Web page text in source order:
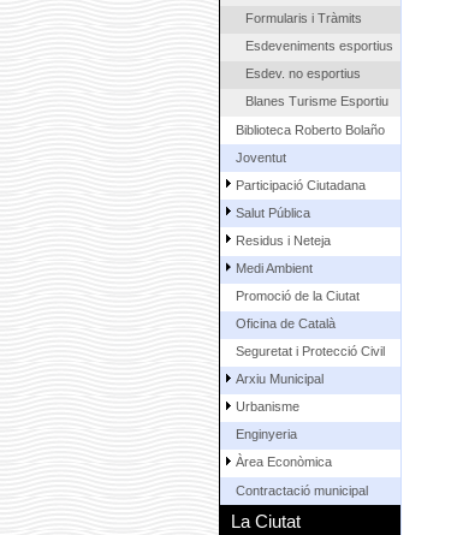
Formularis i Tràmits
Esdeveniments esportius
Esdev. no esportius
Blanes Turisme Esportiu
Biblioteca Roberto Bolaño
Joventut
Participació Ciutadana
Salut Pública
Residus i Neteja
Medi Ambient
Promoció de la Ciutat
Oficina de Català
Seguretat i Protecció Civil
Arxiu Municipal
Urbanisme
Enginyeria
Àrea Econòmica
Contractació municipal
La Ciutat